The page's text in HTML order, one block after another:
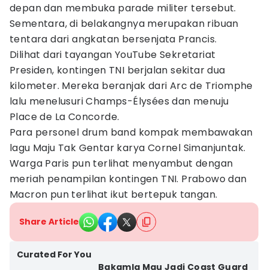
depan dan membuka parade militer tersebut.
Sementara, di belakangnya merupakan ribuan
tentara dari angkatan bersenjata Prancis.
Dilihat dari tayangan YouTube Sekretariat
Presiden, kontingen TNI berjalan sekitar dua
kilometer. Mereka beranjak dari Arc de Triomphe
lalu menelusuri Champs-Élysées dan menuju
Place de La Concorde.
Para personel drum band kompak membawakan
lagu Maju Tak Gentar karya Cornel Simanjuntak.
Warga Paris pun terlihat menyambut dengan
meriah penampilan kontingen TNI. Prabowo dan
Macron pun terlihat ikut bertepuk tangan.
Share Article
Curated For You
Bakamla Mau Jadi Coast Guard